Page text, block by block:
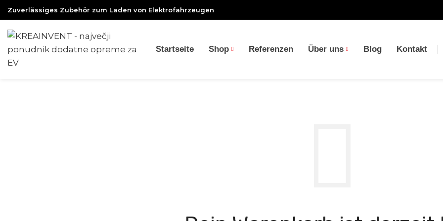
Zuverlässiges Zubehör zum Laden von Elektrofahrzeugen
Startseite Shop Referenzen Über uns Blog Kontakt